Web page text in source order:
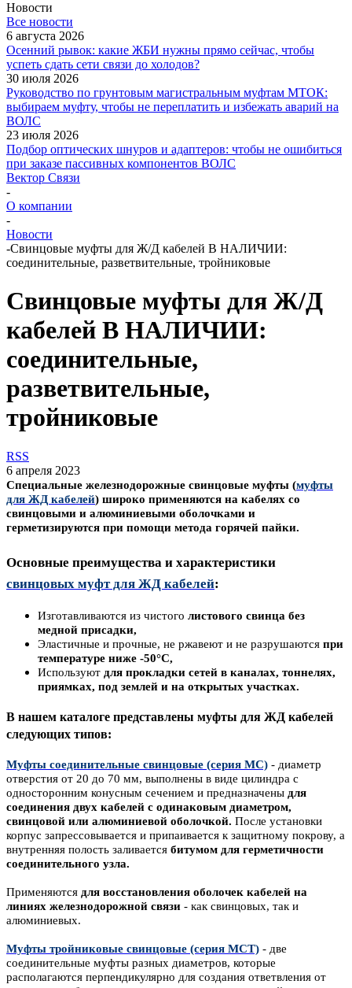
Новости
Все новости
6 августа 2026
Осенний рывок: какие ЖБИ нужны прямо сейчас, чтобы
успеть сдать сети связи до холодов?
30 июля 2026
Руководство по грунтовым магистральным муфтам МТОК:
выбираем муфту, чтобы не переплатить и избежать аварий на
ВОЛС
23 июля 2026
Подбор оптических шнуров и адаптеров: чтобы не ошибиться
при заказе пассивных компонентов ВОЛС
Вектор Связи
-
О компании
-
Новости
-Свинцовые муфты для Ж/Д кабелей В НАЛИЧИИ:
соединительные, разветвительные, тройниковые
Свинцовые муфты для Ж/Д
кабелей В НАЛИЧИИ:
соединительные,
разветвительные,
тройниковые
RSS
6 апреля 2023
Специальные железнодорожные свинцовые муфты (муфты
для ЖД кабелей) широко применяются на кабелях со
свинцовыми и алюминиевыми оболочками и
герметизируются при помощи метода горячей пайки.
Основные преимущества и характеристики
свинцовых муфт для ЖД кабелей:
Изготавливаются из чистого листового свинца без
медной присадки,
Эластичные и прочные, не ржавеют и не разрушаются при
температуре ниже -50°C,
Используют для прокладки сетей в каналах, тоннелях,
приямках, под землей и на открытых участках.
В нашем каталоге представлены муфты для ЖД кабелей
следующих типов:
Муфты соединительные свинцовые (серия МС) - диаметр
отверстия от 20 до 70 мм, выполнены в виде цилиндра с
односторонним конусным сечением и предназначены для
соединения двух кабелей с одинаковым диаметром,
свинцовой или алюминиевой оболочкой. После установки
корпус запрессовывается и припаивается к защитному покрову, а
внутренняя полость заливается битумом для герметичности
соединительного узла.
Применяются для восстановления оболочек кабелей на
линиях железнодорожной связи - как свинцовых, так и
алюминиевых.
Муфты тройниковые свинцовые (серия МСТ) - две
соединительные муфты разных диаметров, которые
располагаются перпендикулярно для создания ответвления от